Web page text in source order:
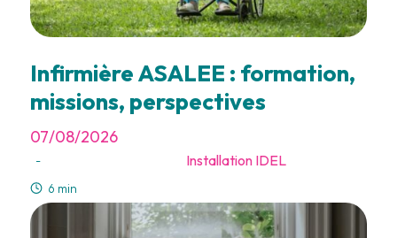
Infirmière ASALEE : formation,
missions, perspectives
07/08/2026
- Installation IDEL
6 min